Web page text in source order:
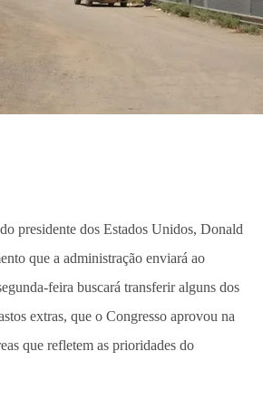
presidente dos Estados Unidos, Donald
que a administração enviará ao
feira buscará transferir alguns dos
extras, que o Congresso aprovou na
que refletem as prioridades do